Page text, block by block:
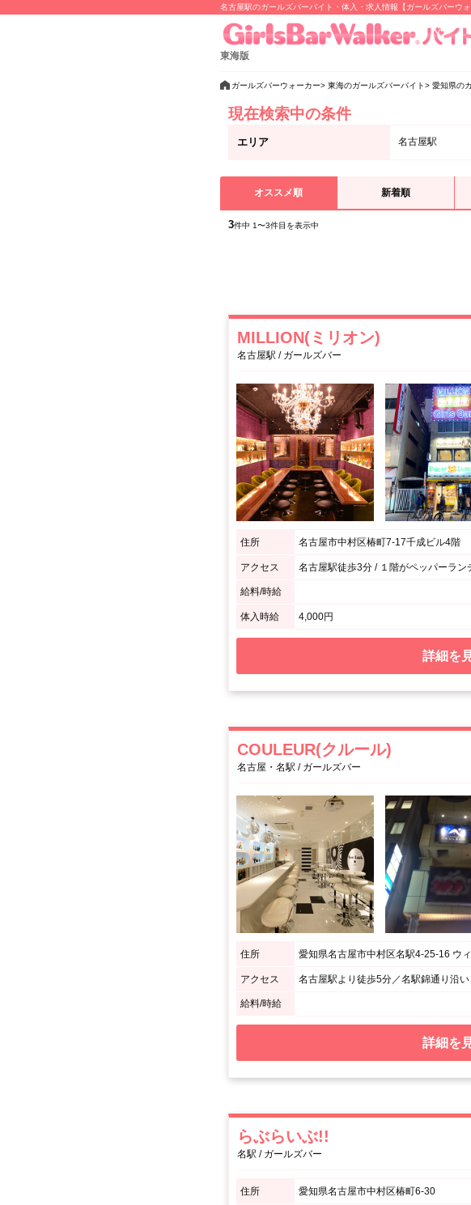
名古屋駅のガールズバーバイト・体入・求人情報【ガールズバーウォ
東海版
ガールズバーウォーカー 東海のガールズバーバイト 愛知県の
現在検索中の条件
エリア 名古屋駅
オススメ順 新着順
3件中 1〜3件目を表示中
MILLION(ミリオン)
名古屋駅 / ガールズバー
住所 名古屋市中村区椿町7-17千成ビル4階
アクセス 名古屋駅徒歩3分 / １階がペッパーラン
給料/時給
体入時給 4,000円
詳細を
COULEUR(クルール)
名古屋・名駅 / ガールズバー
住所 愛知県名古屋市中村区名駅4-25-16 ウ
アクセス 名古屋駅より徒歩5分／名駅錦通り沿
給料/時給
詳細を
らぶらいぶ!!
名駅 / ガールズバー
住所 愛知県名古屋市中村区椿町6-30